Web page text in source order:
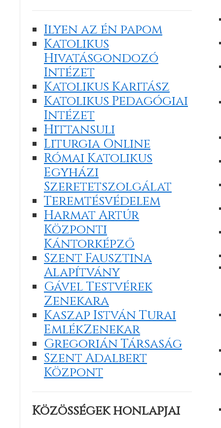
Ilyen az én papom
Katolikus
Hivatásgondozó
Intézet
Katolikus Karitász
Katolikus Pedagógiai
Intézet
Hittansuli
Liturgia Online
Római Katolikus
Egyházi
Szeretetszolgálat
Teremtésvédelem
Harmat Artúr
Központi
Kántorképző
Szent Fausztina
Alapítvány
Gável Testvérek
Zenekara
Kaszap István Turai
EmlékZenekar
Gregorián Társaság
Szent Adalbert
Központ
Közösségek honlapjai